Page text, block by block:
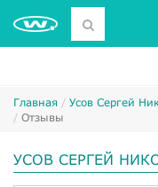
Главная
Усов Сергей
Отзывы
УСОВ СЕРГЕЙ